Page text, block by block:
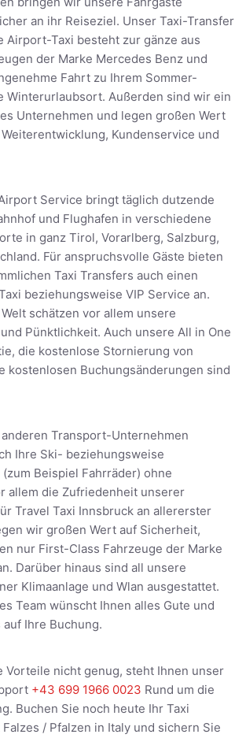
an ihr Reiseziel. Unser Taxi-Transfer
Airport-Taxi besteht zur gänze aus
der Marke Mercedes Benz und
Fahrt zu Ihrem Sommer-
Winterurlaubsort. Außerden sind wir ein
Unternehmen und legen großen Wert
Kundenservice und
Service bringt täglich dutzende
und Flughafen in verschiedene
in ganz Tirol, Vorarlberg, Salzburg,
Für anspruchsvolle Gäste bieten
Taxi Transfers auch einen
beziehungsweise VIP Service an.
schätzen vor allem unsere
Pünktlichkeit. Auch unsere All in One
die kostenlose Stornierung von
kostenlosen Buchungsänderungen sind
anderen Transport-Unternehmen
Ihre Ski- beziehungsweise
Beispiel Fahrräder) ohne
allem die Zufriedenheit unserer
Travel Taxi Innsbruck an allererster
wir großen Wert auf Sicherheit,
nur First-Class Fahrzeuge der Marke
Darüber hinaus sind all unsere
Klimaanlage und Wlan ausgestattet.
Team wünscht Ihnen alles Gute und
Ihre Buchung.
Vorteile nicht genug, steht Ihnen unser
+43 699 1966 0023 Rund um die
Buchen Sie noch heute Ihr Taxi
/ Pfalzen in Italy und sichern Sie